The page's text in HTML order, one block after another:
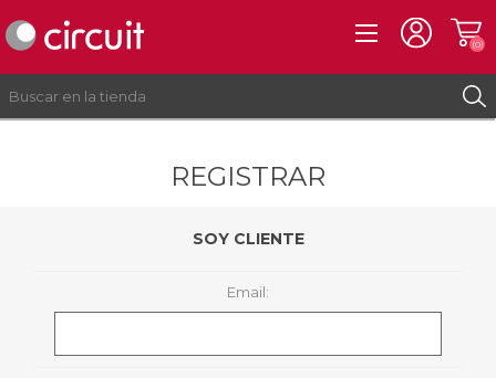
(0)
REGISTRAR
SOY CLIENTE
Email: